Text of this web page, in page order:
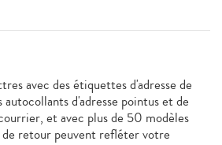
avec des étiquettes d'adresse de
d'adresse pointus et de
et avec plus de 50 modèles
retour peuvent refléter votre